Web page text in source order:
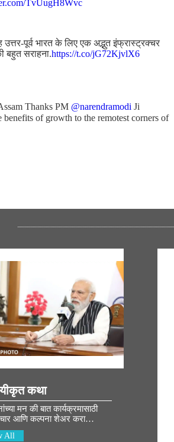
TvUugH8Wvc
पूर्व भारत के लिए एक अद्भुत इंफ्रास्ट्रक्चर
बहुत सराहना.https://t.co/jG72KjvlX6
Thanks PM @narendramodi Ji
of growth to the remotest corners of
कथा
मन की बात कार्यक्रमासाठी
आणि कल्पना शेअर करा…
All